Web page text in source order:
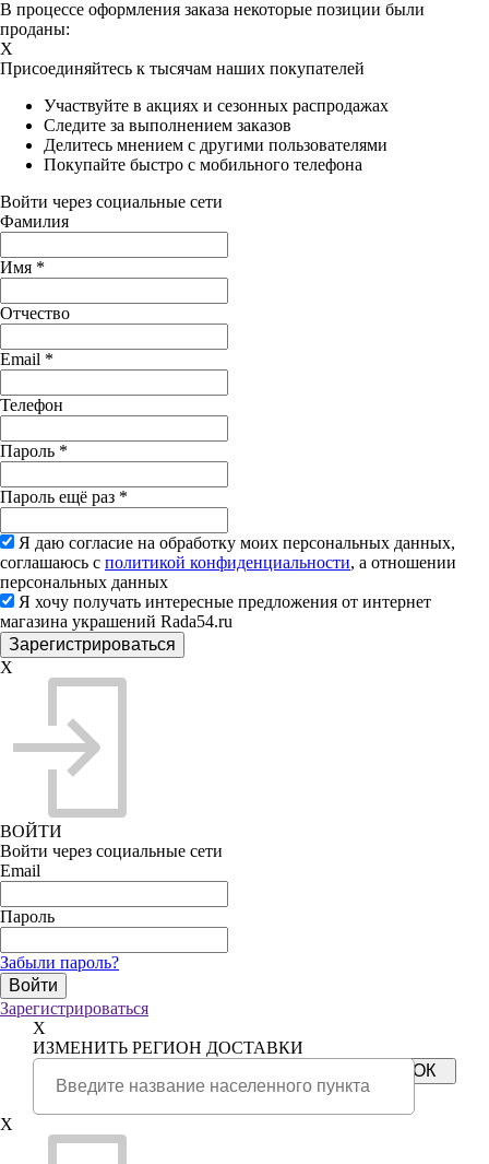
В процессе оформления заказа некоторые позиции были
проданы:
X
Присоединяйтесь к тысячам наших покупателей
Участвуйте в акциях и сезонных распродажах
Следите за выполнением заказов
Делитесь мнением с другими пользователями
Покупайте быстро с мобильного телефона
Войти через социальные сети
Фамилия
Имя *
Отчество
Email *
Телефон
Пароль *
Пароль ещё раз *
Я даю согласие на обработку моих персональных данных,
соглашаюсь с политикой конфиденциальности, а отношении
персональных данных
Я хочу получать интересные предложения от интернет
магазина украшений Rada54.ru
X
ВОЙТИ
Войти через социальные сети
Email
Пароль
Забыли пароль?
Зарегистрироваться
X
ИЗМЕНИТЬ РЕГИОН ДОСТАВКИ
X